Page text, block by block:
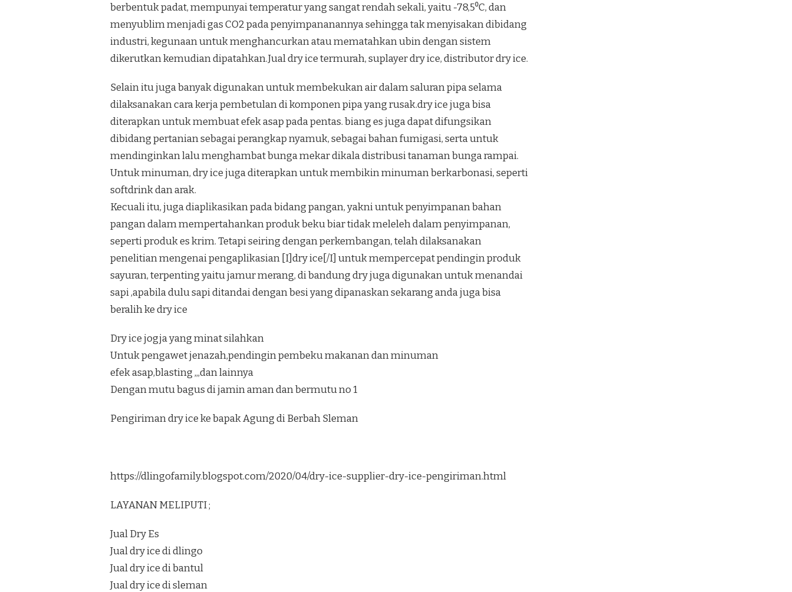
berbentuk padat, mempunyai temperatur yang sangat rendah sekali, yaitu -78,5⁰C, dan
menyublim menjadi gas CO2 pada penyimpananannya sehingga tak menyisakan dibidang
industri, kegunaan untuk menghancurkan atau mematahkan ubin dengan sistem
dikerutkan kemudian dipatahkan.Jual dry ice termurah, suplayer dry ice, distributor dry ice.
Selain itu juga banyak digunakan untuk membekukan air dalam saluran pipa selama
dilaksanakan cara kerja pembetulan di komponen pipa yang rusak.dry ice juga bisa
diterapkan untuk membuat efek asap pada pentas. biang es juga dapat difungsikan
dibidang pertanian sebagai perangkap nyamuk, sebagai bahan fumigasi, serta untuk
mendinginkan lalu menghambat bunga mekar dikala distribusi tanaman bunga rampai.
Untuk minuman, dry ice juga diterapkan untuk membikin minuman berkarbonasi, seperti
softdrink dan arak.
Kecuali itu, juga diaplikasikan pada bidang pangan, yakni untuk penyimpanan bahan
pangan dalam mempertahankan produk beku biar tidak meleleh dalam penyimpanan,
seperti produk es krim. Tetapi seiring dengan perkembangan, telah dilaksanakan
penelitian mengenai pengaplikasian [I]dry ice[/I] untuk mempercepat pendingin produk
sayuran, terpenting yaitu jamur merang, di bandung dry juga digunakan untuk menandai
sapi ,apabila dulu sapi ditandai dengan besi yang dipanaskan sekarang anda juga bisa
beralih ke dry ice
Dry ice jogja yang minat silahkan
Untuk pengawet jenazah,pendingin pembeku makanan dan minuman
efek asap,blasting ,,,dan lainnya
Dengan mutu bagus di jamin aman dan bermutu no 1
Pengiriman dry ice ke bapak Agung di Berbah Sleman
https://dlingofamily.blogspot.com/2020/04/dry-ice-supplier-dry-ice-pengiriman.html
LAYANAN MELIPUTI ;
Jual Dry Es
Jual dry ice di dlingo
Jual dry ice di bantul
Jual dry ice di sleman